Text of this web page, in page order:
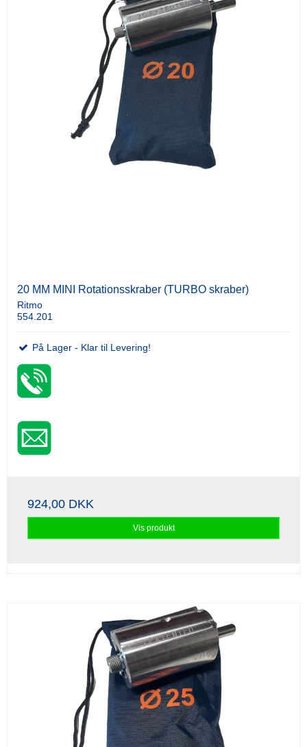
20 MM MINI Rotationsskraber (TURBO skraber)
Ritmo
554.201
På Lager - Klar til Levering!
924,00 DKK
Vis produkt